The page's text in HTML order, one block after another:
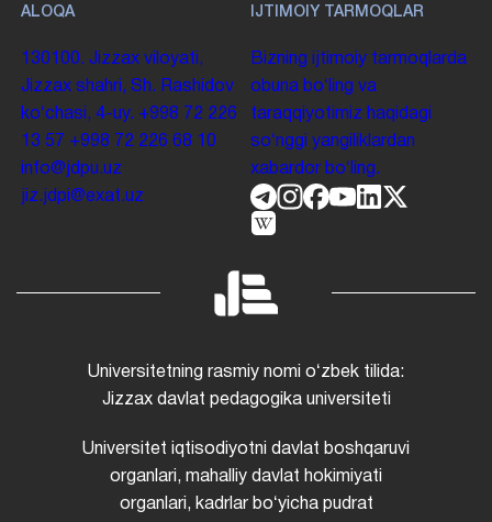
ALOQA
130100. Jizzax viloyati,
Jizzax shahri, Sh. Rashidov
koʻchasi, 4-uy. +998 72 226
13 57 +998 72 226 68 10
info@jdpu.uz
jiz.jdpi@exat.uz
IJTIMOIY TARMOQLAR
Bizning ijtimoiy tarmoqlarda
obuna boʻling va
taraqqiyotimiz haqidagi
soʻnggi yangiliklardan
xabardor boʻling.
Universitetning rasmiy nomi oʻzbek tilida:
Jizzax davlat pedagogika universiteti
Universitet iqtisodiyotni davlat boshqaruvi
organlari, mahalliy davlat hokimiyati
organlari, kadrlar boʻyicha pudrat